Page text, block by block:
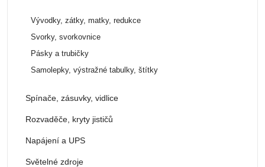
Vývodky, zátky, matky, redukce
Svorky, svorkovnice
Pásky a trubičky
Samolepky, výstražné tabulky, štítky
Spínače, zásuvky, vidlice
Rozvaděče, kryty jističů
Napájení a UPS
Světelné zdroje